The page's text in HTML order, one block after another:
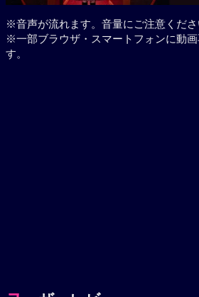
※音声が流れます。音量にご注意くださ
※一部ブラウザ・スマートフォンに動
す。